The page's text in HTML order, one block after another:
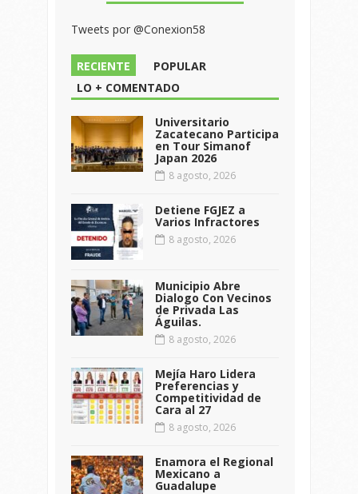
Tweets por @Conexion58
RECIENTE
POPULAR
LO + COMENTADO
Universitario
Zacatecano Participa
en Tour Simanof
Japan 2026
8 agosto, 2026
Detiene FGJEZ a
Varios Infractores
8 agosto, 2026
Municipio Abre
Dialogo Con Vecinos
de Privada Las
Águilas.
8 agosto, 2026
Mejía Haro Lidera
Preferencias y
Competitividad de
Cara al 27
8 agosto, 2026
Enamora el Regional
Mexicano a
Guadalupe